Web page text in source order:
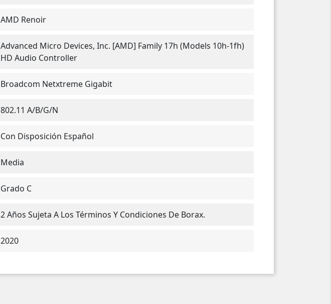
AMD Renoir
Advanced Micro Devices, Inc. [AMD] Family 17h (Models 10h-1fh)
HD Audio Controller
Broadcom Netxtreme Gigabit
802.11 A/b/g/n
Con Disposición Español
Media
Grado C
2 Años Sujeta A Los Términos Y Condiciones De Borax.
2020